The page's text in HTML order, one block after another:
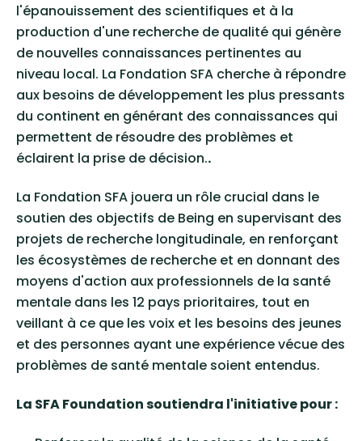
l'épanouissement des scientifiques et à la
production d'une recherche de qualité qui génère
de nouvelles connaissances pertinentes au
niveau local. La Fondation SFA cherche à répondre
aux besoins de développement les plus pressants
du continent en générant des connaissances qui
permettent de résoudre des problèmes et
éclairent la prise de décision..
La Fondation SFA jouera un rôle crucial dans le
soutien des objectifs de Being en supervisant des
projets de recherche longitudinale, en renforçant
les écosystèmes de recherche et en donnant des
moyens d'action aux professionnels de la santé
mentale dans les 12 pays prioritaires, tout en
veillant à ce que les voix et les besoins des jeunes
et des personnes ayant une expérience vécue des
problèmes de santé mentale soient entendus.
La SFA Foundation soutiendra l'initiative pour :